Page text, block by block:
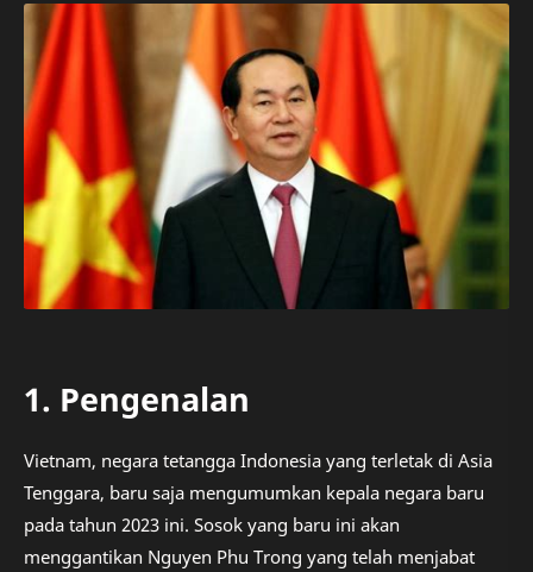
1. Pengenalan
Vietnam, negara tetangga Indonesia yang terletak di Asia
Tenggara, baru saja mengumumkan kepala negara baru
pada tahun 2023 ini. Sosok yang baru ini akan
menggantikan Nguyen Phu Trong yang telah menjabat